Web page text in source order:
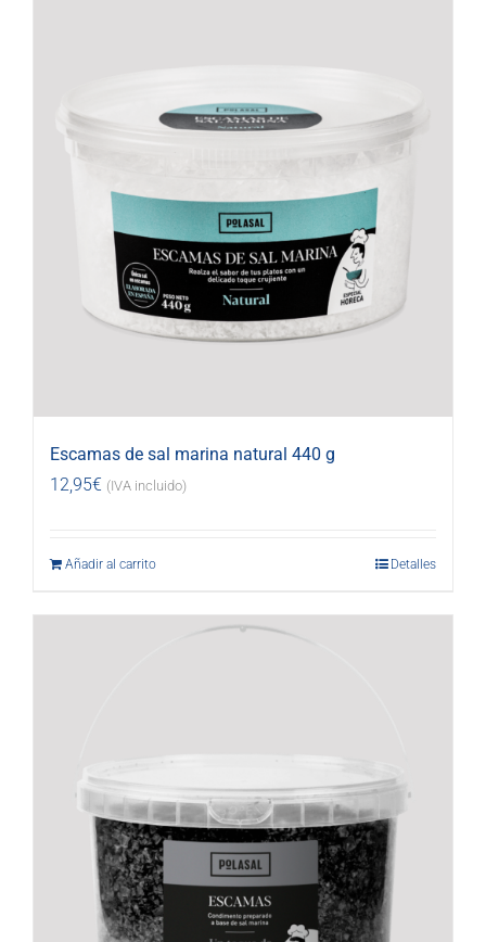
Escamas de sal marina natural 440 g
12,95€ (IVA incluido)
Añadir al carrito Detalles